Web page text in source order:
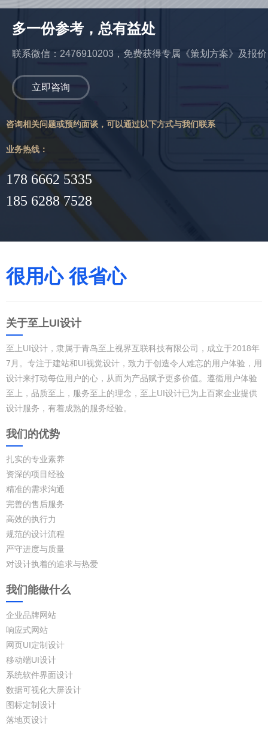
多一份参考，总有益处
联系微信：2476910203，免费获得专属《策划方案》及报价
立即咨询
咨询相关问题或预约面谈，可以通过以下方式与我们联系
业务热线：
178 6662 5335
185 6288 7528
很用心 很省心
关于至上UI设计
至上UI设计，隶属于青岛至上视界互联科技有限公司，成立于2018年
7月。专注于建站和UI视觉设计，致力于创造令人难忘的用户体验，用
设计来打动每位用户的心，从而为产品赋予更多价值。遵循用户体验
至上，品质至上，服务至上的理念，至上UI设计已为上百家企业提供
设计服务，有着成熟的服务经验。
我们的优势
扎实的专业素养
资深的项目经验
精准的需求沟通
完善的售后服务
高效的执行力
规范的设计流程
严守进度与质量
对设计执着的追求与热爱
我们能做什么
企业品牌网站
响应式网站
网页UI定制设计
移动端UI设计
系统软件界面设计
数据可视化大屏设计
图标定制设计
落地页设计